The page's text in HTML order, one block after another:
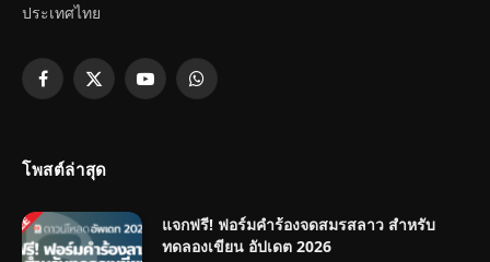
ประเทศไทย
Facebook
X
YouTubeWhatsApp
โพสต์ล่าสุด
แจกฟรี! ฟอร์มคำร้องจดสมรสลาว สำหรับ
ทดลองเขียน อัปเดต 2026